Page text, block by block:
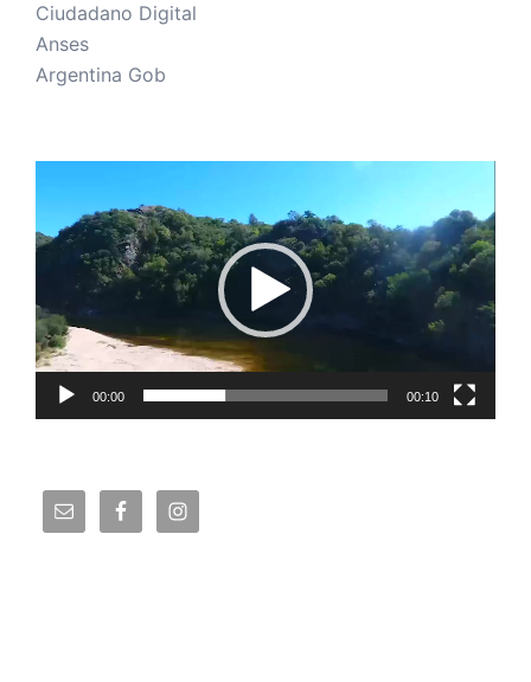
Ciudadano Digital
Anses
Argentina Gob
vídeo
00:00 00:10